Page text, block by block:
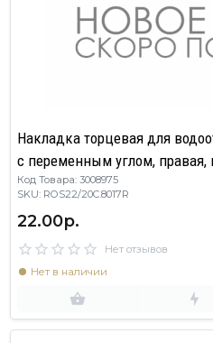
Накладка торцевая для
с переменным углом, правая,
Код Товара: 3008975
SKU: ROS22/20C.8017R
22.00р.
Нет отзывов
Нет в наличии